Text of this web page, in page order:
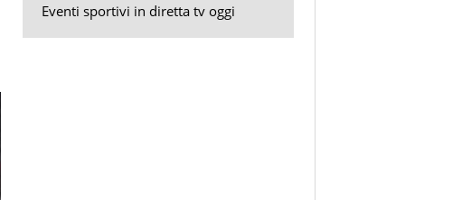
Eventi sportivi in diretta tv oggi